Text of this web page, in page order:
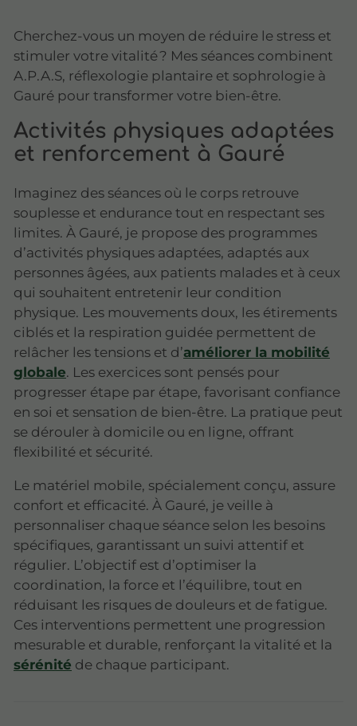
Cherchez-vous un moyen de réduire le stress et
stimuler votre vitalité ? Mes séances combinent
A.P.A.S, réflexologie plantaire et sophrologie à
Gauré pour transformer votre bien-être.
Activités physiques adaptées
et renforcement à Gauré
Imaginez des séances où le corps retrouve
souplesse et endurance tout en respectant ses
limites. À Gauré, je propose des programmes
d’activités physiques adaptées, adaptés aux
personnes âgées, aux patients malades et à ceux
qui souhaitent entretenir leur condition
physique. Les mouvements doux, les étirements
ciblés et la respiration guidée permettent de
relâcher les tensions et d’améliorer la mobilité
globale. Les exercices sont pensés pour
progresser étape par étape, favorisant confiance
en soi et sensation de bien-être. La pratique peut
se dérouler à domicile ou en ligne, offrant
flexibilité et sécurité.
Le matériel mobile, spécialement conçu, assure
confort et efficacité. À Gauré, je veille à
personnaliser chaque séance selon les besoins
spécifiques, garantissant un suivi attentif et
régulier. L’objectif est d’optimiser la
coordination, la force et l’équilibre, tout en
réduisant les risques de douleurs et de fatigue.
Ces interventions permettent une progression
mesurable et durable, renforçant la vitalité et la
sérénité de chaque participant.